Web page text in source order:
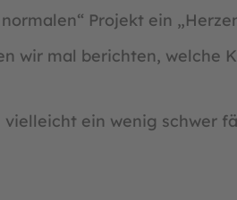
Projekt ein
wir mal berichten, welche
ein wenig schwer